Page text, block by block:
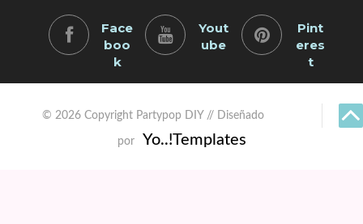
Face
boo
k
Yout
ube
Pint
eres
t
© 2026 Copyright Partypop DIY // Diseñado
por Yo..!Templates